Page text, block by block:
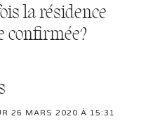
la résidence
confirmée?
26 MARS 2020 À 15:31